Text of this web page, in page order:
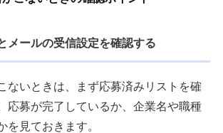
メールの受信設定を確認する
ないときは、まず応募済みリストを確
応募が完了しているか、企業名や職種
を見ておきます。